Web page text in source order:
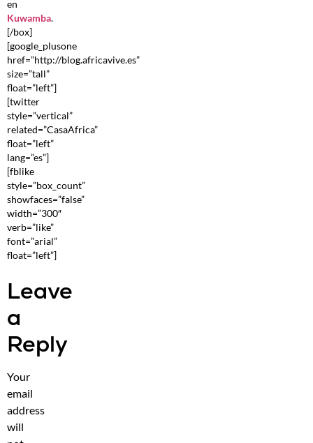
en
Kuwamba.
[/box]
[google_plusone
href=”http://blog.africavive.es”
size=”tall”
float=”left”]
[twitter
style=”vertical”
related=”CasaAfrica”
float=”left”
lang=”es”]
[fblike
style=”box_count”
showfaces=”false”
width=”300″
verb=”like”
font=”arial”
float=”left”]
Leave
a
Reply
Your
email
address
will